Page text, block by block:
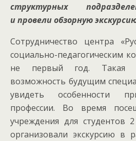
структурных
и провели обзорную
Сотрудничество центра
социально-педагогическим
не первый год. Такая
возможность будущим
увидеть особенности
профессии. Во время
учреждения для студентов
организовали экскурсию в